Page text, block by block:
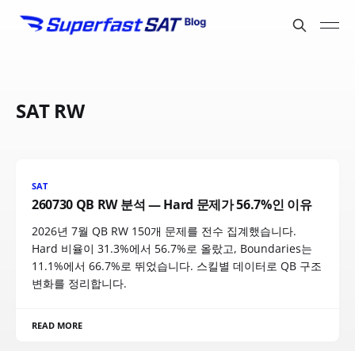
SAT RW
SAT
260730 QB RW 분석 — Hard 문제가 56.7%인 이유
2026년 7월 QB RW 150개 문제를 전수 집계했습니다.
Hard 비율이 31.3%에서 56.7%로 올랐고, Boundaries는
11.1%에서 66.7%로 뛰었습니다. 스킬별 데이터로 QB 구조
변화를 정리합니다.
READ MORE